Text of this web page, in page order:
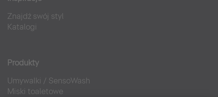
Znajdź swój styl
Katalogi
Produkty
Umywalki / SensoWash
Miski toaletowe